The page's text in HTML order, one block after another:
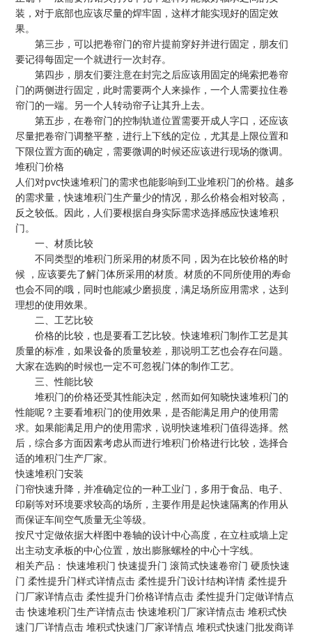
装，对于底部也应该尽量的焊牢固，这样才能实现好的固定效
果。
第三步，可以把卷帘门的帘片提前穿好并进行固定，朋友们
要记得每固定一个就进行一次封存。
第四步，朋友们要注意在封完之后应该用固定的绳索把卷帘
门的两侧进行固定，此时需要两个人来操作，一个人需要拉住卷
帘门的一端。另一个人转动帘子让其升上去。
第五步，在卷帘门的控制轨道位置需要开成人字口，还应该
尽量把卷帘门调整平整，进行上下线的定位，尤其是上限位置和
下限位置方面的确定，需要微调的时候还应该进行现场的微调。
堆积门价格
人们对pvc快速堆积门的需求也能影响到工业堆积门的价格。越多
的需求量，快速堆积门生产量少的情况，那么价格会相对较高，
反之较低。因此，人们要根据自身实际需求选择感应快速堆积
门。
一、材质比较
不同类型的堆积门所采用的材质不同，因为在比较价格的时
候 ，应该要先了解门体所采用的材质。材质的不同所使用的寿命
也会不同的哦，同时也能减少磨损度，满足场所应用需求，达到
理想的使用效果。
二、工艺比较
价格的比较，也是要看工艺比较。快速堆积门制作工艺是其
质量的标准，如果设备的质量较差，那说明工艺也会存在问题。
大家在选购的时候也一定不可忽视门体的制作工艺。
三、性能比较
堆积门的价格还受其性能决定，然而如何知晓快速堆积门的
性能呢？主要看堆积门的使用效果，是否能满足用户的使用需
求。如果能满足用户的使用需求，说明快速堆积门值得选择。然
后，综合多方面因素考虑从而进行堆积门价格进行比较，选择合
适的堆积门生产厂家。
快速堆积门安装
门帘快速升降，并准确定位的一种工业门，多用于食品、电子、
印刷等对环境要求较高的场所，主要作用是起快速隔离的作用从
而保证车间空气质量无尘等级。
按尺寸定做依据大样图中卷轴的设计中心高度，在立柱或墙上定
出主动支承板的中心位置，放出膨胀螺栓的中心十字线。
相关产品：快速堆积门 快速提升门 滚筒式快速卷帘门 硬质快速
门 柔性提升门样式详情点击 柔性提升门设计结构详情 柔性提升
门厂家详情点击 柔性提升门价格详情点击 柔性提升门定做详情点
击 快速堆积门生产详情点击 快速堆积门厂家详情点击 堆积式快
速门厂详情点击 堆积式快速门厂家详情点 堆积式快速门批发商详